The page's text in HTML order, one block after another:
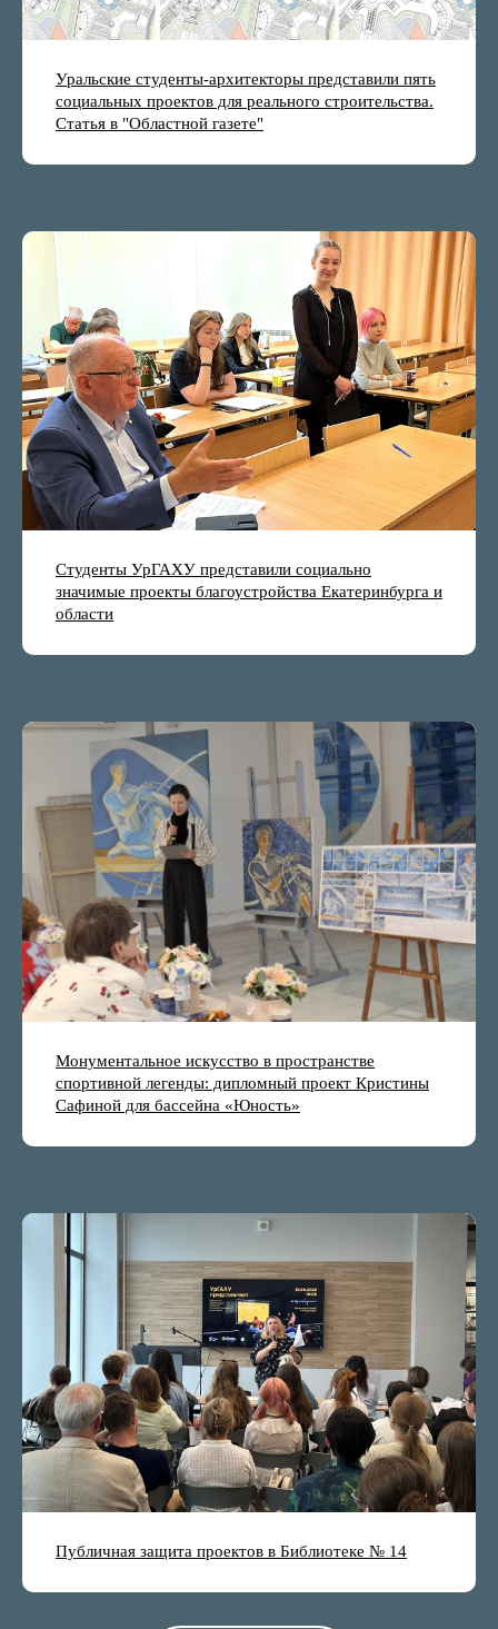
Уральские студенты-архитекторы представили пять
социальных проектов для реального строительства.
Статья в "Областной газете"
Студенты УрГАХУ представили социально
значимые проекты благоустройства Екатеринбурга и
области
Монументальное искусство в пространстве
спортивной легенды: дипломный проект Кристины
Сафиной для бассейна «Юность»
Публичная защита проектов в Библиотеке № 14